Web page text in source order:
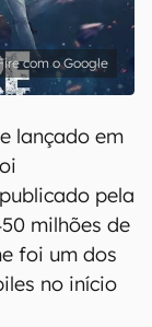
com o Google
lançado em
pela
milhões de
foi um dos
no início